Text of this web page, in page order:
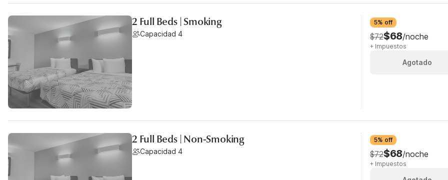
2 Full Beds | Smoking
Capacidad 4
5% off
$72$68/noche
+ Impuestos
Agotado
2 Full Beds | Non-Smoking
Capacidad 4
5% off
$72$68/noche
+ Impuestos